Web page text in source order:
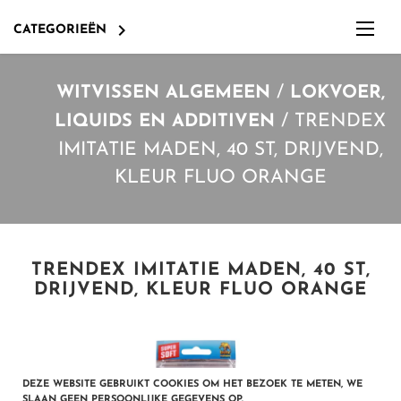
CATEGORIEËN 
OVERIG EN DIVERSEN OVERIGE KARPERBENODIGDHEDEN, ZOALS O.A. LOOD
WITVISSEN ALGEMEEN / LOKVOER,
LIQUIDS EN ADDITIVEN / TRENDEX
IMITATIE MADEN, 40 ST, DRIJVEND,
KLEUR FLUO ORANGE
TRENDEX IMITATIE MADEN, 40 ST,
DRIJVEND, KLEUR FLUO ORANGE
DEZE WEBSITE GEBRUIKT COOKIES OM HET BEZOEK TE METEN, WE